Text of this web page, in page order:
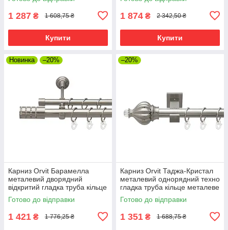
19\19 мм 300 см (00-
1 287 ₴ 1 608,75 ₴
Купити
300 см (00-00021582)
1 874 ₴ 2 342,50 ₴
Купити
Новинка –20%
Карниз Orvit Барамелла
металевий дворядний
відкритий гладка труба кільце
металеве Нержавіюча Сталь
25\19 мм 300 см (7075438)
Готово до відправки
1 421 ₴ 1 776,25 ₴
–20%
Карниз Orvit Таджа-Кристал
металевий однорядний техно
гладка труба кільце металеве
Нержавіюча Сталь 25 мм 300
см (00-00026516)
Готово до відправки
1 351 ₴ 1 688,75 ₴